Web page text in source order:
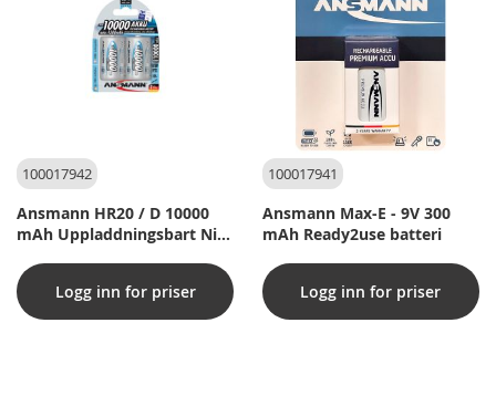
100017942
Ansmann HR20 / D 10000
mAh Uppladdningsbart Ni-
Logg inn for priser
100017941
Ansmann Max-E - 9V 300
mAh Ready2use batteri
Logg inn for priser